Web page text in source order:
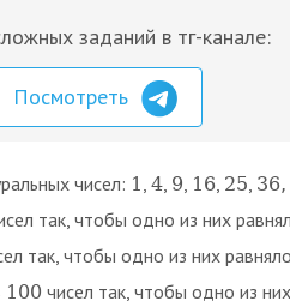
заданий в тг-канале:
Посмотреть
чисел: 1 4 9 16 25 36,
так, чтобы одно из них
так, чтобы одно из них
100 чисел так, чтобы одно из